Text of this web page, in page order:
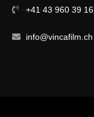
+41 43 960 39 16
info@vincafilm.ch